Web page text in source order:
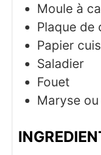
Moule à
Plaque de
Papier
Saladier
Fouet
Maryse